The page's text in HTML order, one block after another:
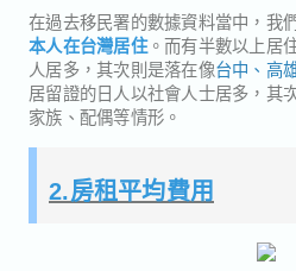
在過去移民署的數據資料當中，我
本人在台灣居住。而有半數以上居
人居多，其次則是落在像台中、高
居留證的日人以社會人士居多，其
家族、配偶等情形。
2.房租平均費用